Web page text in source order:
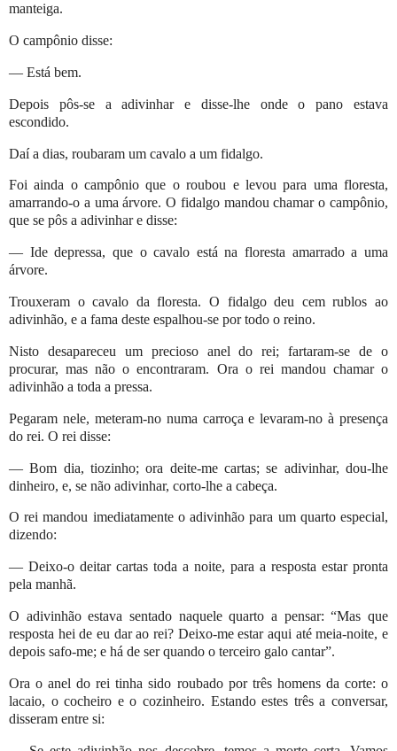
manteiga.
O campônio disse:
— Está bem.
Depois pôs-se a adivinhar e disse-lhe onde o pano estava
escondido.
Daí a dias, roubaram um cavalo a um fidalgo.
Foi ainda o campônio que o roubou e levou para uma floresta,
amarrando-o a uma árvore. O fidalgo mandou chamar o campônio,
que se pôs a adivinhar e disse:
— Ide depressa, que o cavalo está na floresta amarrado a uma
árvore.
Trouxeram o cavalo da floresta. O fidalgo deu cem rublos ao
adivinhão, e a fama deste espalhou-se por todo o reino.
Nisto desapareceu um precioso anel do rei; fartaram-se de o
procurar, mas não o encontraram. Ora o rei mandou chamar o
adivinhão a toda a pressa.
Pegaram nele, meteram-no numa carroça e levaram-no à presença
do rei. O rei disse:
— Bom dia, tiozinho; ora deite-me cartas; se adivinhar, dou-lhe
dinheiro, e, se não adivinhar, corto-lhe a cabeça.
O rei mandou imediatamente o adivinhão para um quarto especial,
dizendo:
— Deixo-o deitar cartas toda a noite, para a resposta estar pronta
pela manhã.
O adivinhão estava sentado naquele quarto a pensar: “Mas que
resposta hei de eu dar ao rei? Deixo-me estar aqui até meia-noite, e
depois safo-me; e há de ser quando o terceiro galo cantar”.
Ora o anel do rei tinha sido roubado por três homens da corte: o
lacaio, o cocheiro e o cozinheiro. Estando estes três a conversar,
disseram entre si: